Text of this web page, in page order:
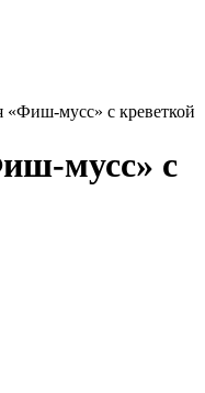
«Фиш-мусс» с креветкой
мусс» с